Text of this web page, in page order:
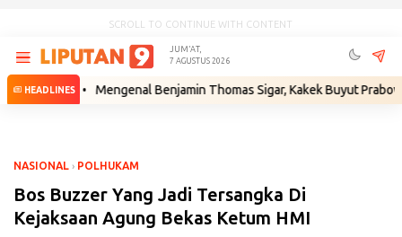
SCROLL TO CONTINUE WITH CONTENT
JUM'AT,
7 AGUSTUS 2026
HEADLINES
• Mengenal Benjamin Thomas Sigar, Kakek Buyut Prabowo dari
NASIONAL › POLHUKAM
Bos Buzzer Yang Jadi Tersangka Di
Kejaksaan Agung Bekas Ketum HMI